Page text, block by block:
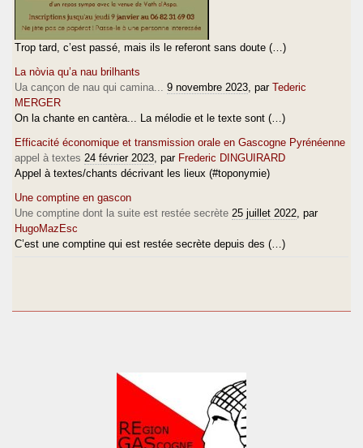
Trop tard, c’est passé, mais ils le referont sans doute (…)
La nòvia qu’a nau brilhants
Ua cançon de nau qui camina...
9 novembre 2023 , par Tederic
MERGER
On la chante en cantèra... La mélodie et le texte sont (…)
Efficacité économique et transmission orale en Gascogne Pyrénéenne
appel à textes 24 février 2023 , par Frederic DINGUIRARD
Appel à textes/chants décrivant les lieux (#toponymie)
Une comptine en gascon
Une comptine dont la suite est restée secrète 25 juillet 2022 , par
HugoMazEsc
C’est une comptine qui est restée secrète depuis des (…)